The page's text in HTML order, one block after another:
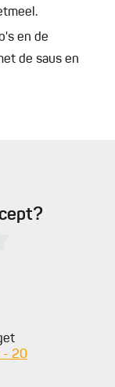
en de
de saus en
- 20